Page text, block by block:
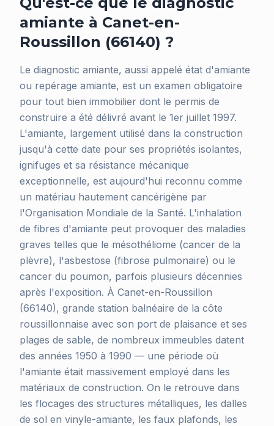
amiante à Canet-en-
Roussillon (66140) ?
Le diagnostic amiante, aussi appelé état d'amiante
ou repérage amiante, est un examen obligatoire
pour tout bien immobilier dont le permis de
construire a été délivré avant le 1er juillet 1997.
L'amiante, largement utilisé dans la construction
jusqu'à cette date pour ses propriétés isolantes,
ignifuges et sa résistance mécanique
exceptionnelle, est aujourd'hui reconnu comme
un matériau hautement cancérigène par
l'Organisation Mondiale de la Santé. L'inhalation
de fibres d'amiante peut provoquer des maladies
graves telles que le mésothéliome (cancer de la
plèvre), l'asbestose (fibrose pulmonaire) ou le
cancer du poumon, parfois plusieurs décennies
après l'exposition. À Canet-en-Roussillon
(66140), grande station balnéaire de la côte
roussillonnaise avec son port de plaisance et ses
plages de sable, de nombreux immeubles datent
des années 1950 à 1990 — une période où
l'amiante était massivement employé dans les
matériaux de construction. On le retrouve dans
les flocages des structures métalliques, les dalles
de sol en vinyle-amiante, les faux plafonds, les